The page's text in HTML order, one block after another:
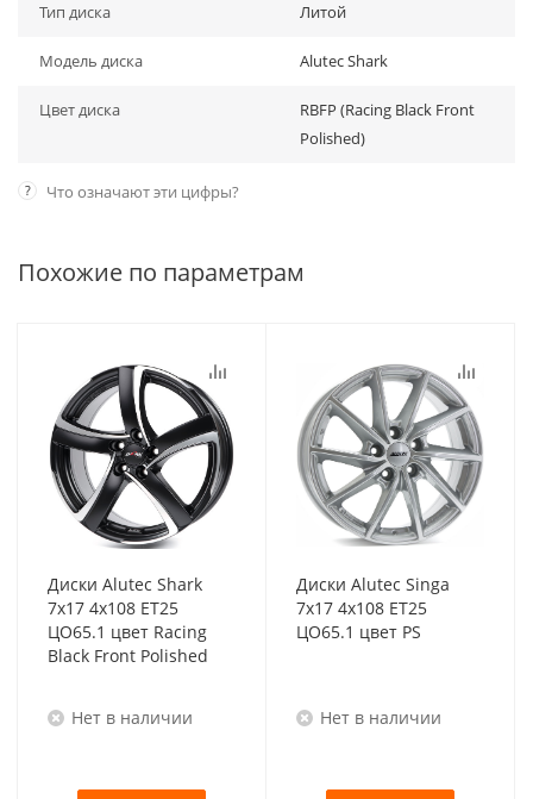
Тип диска Литой
Модель диска Alutec Shark
Цвет диска
RBFP (Racing Black Front
Polished)
? Что означают эти цифры?
Похожие по параметрам
Диски Alutec Shark
7x17 4x108 ET25
ЦО65.1 цвет Racing
Black Front Polished
Нет в наличии
Диски Alutec Singa
7x17 4x108 ET25
ЦО65.1 цвет PS
Нет в наличии